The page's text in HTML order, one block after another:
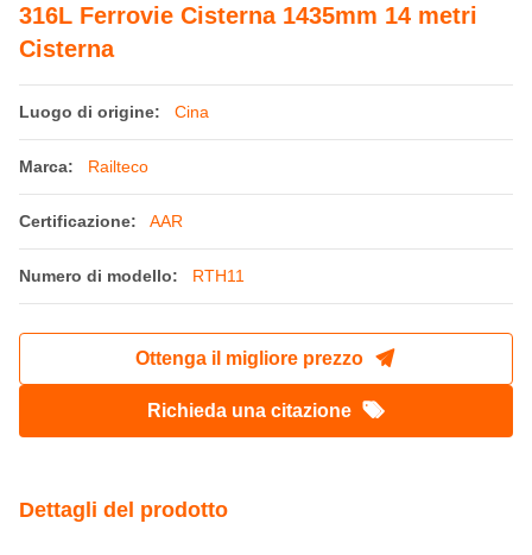
316L Ferrovie Cisterna 1435mm 14 metri
Cisterna
Luogo di origine: Cina
Marca: Railteco
Certificazione: AAR
Numero di modello: RTH11
Ottenga il migliore prezzo
Richieda una citazione
Dettagli del prodotto